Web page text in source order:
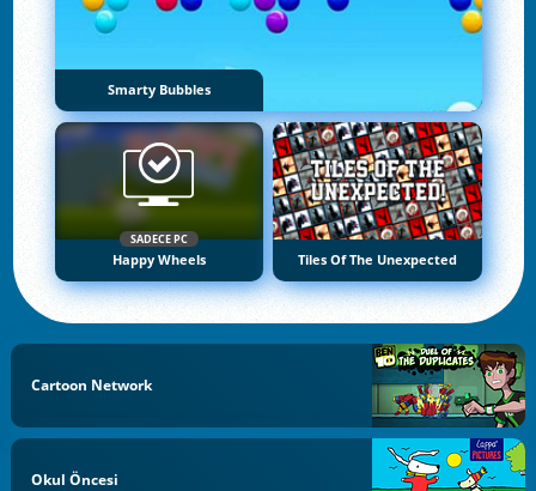
Smarty Bubbles
SADECE PC
Happy Wheels Tiles Of The Unexpected
Cartoon Network
Okul Öncesi